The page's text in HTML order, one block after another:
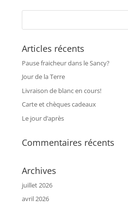
Articles récents
Pause fraicheur dans le Sancy?
Jour de la Terre
Livraison de blanc en cours!
Carte et chèques cadeaux
Le jour d’après
Commentaires récents
Archives
juillet 2026
avril 2026